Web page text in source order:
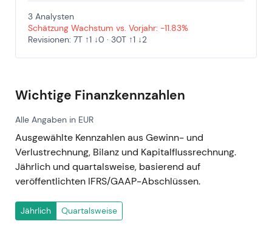
3 Analysten
Schätzung Wachstum vs. Vorjahr: -11.83%
Revisionen: 7T ↑1 ↓0 · 30T ↑1 ↓2
Wichtige Finanzkennzahlen
Alle Angaben in EUR
Ausgewählte Kennzahlen aus Gewinn- und
Verlustrechnung, Bilanz und Kapitalflussrechnung.
Jährlich und quartalsweise, basierend auf
veröffentlichten IFRS/GAAP-Abschlüssen.
Jährlich Quartalsweise